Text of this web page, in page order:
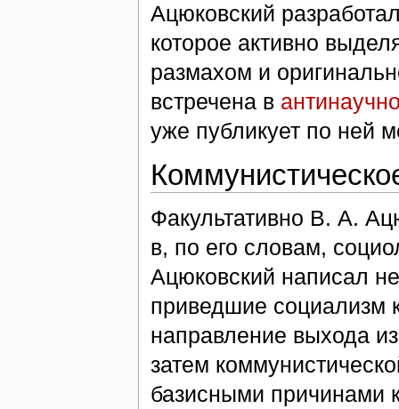
Ацюковский
которое активно
размахом и
встречена в
уже публикует по ней
Факультативно В. А.
в, по его словам,
Ацюковский написал
приведшие социализм
направление выхода
затем
базисными причинами